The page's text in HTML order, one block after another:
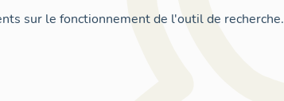
sur le fonctionnement de l'outil de recherche.